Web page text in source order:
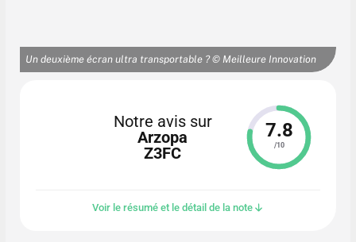
Un deuxième écran ultra transportable ? © Meilleure Innovation
Notre avis sur
Arzopa
Z3FC
7.8
/10
Voir le résumé et le détail de la note